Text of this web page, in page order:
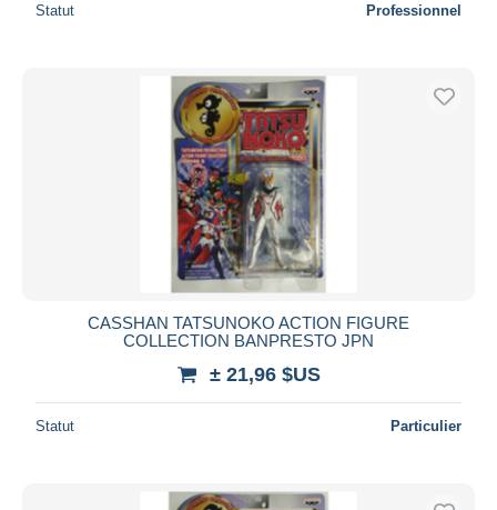
Statut Professionnel
CASSHAN TATSUNOKO ACTION FIGURE
COLLECTION BANPRESTO JPN
± 21,96 $US
Statut Particulier